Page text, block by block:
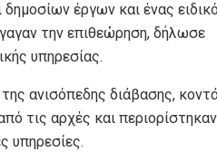
έργων και ένας
την επιθεώρηση, δήλωσε
υπηρεσίας.
ανισόπεδης διάβασης,
τις αρχές και περιορίστηκαν
υπηρεσίες.